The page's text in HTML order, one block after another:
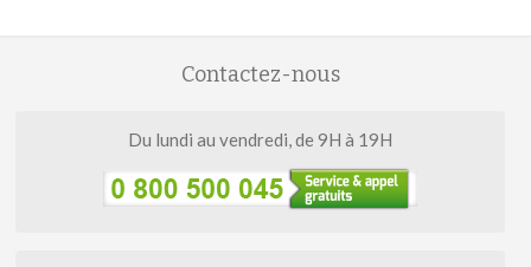
Contactez-nous
Du lundi au vendredi, de 9H à 19H